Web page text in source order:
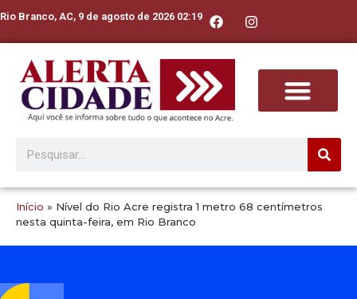
Rio Branco, AC, 9 de agosto de 2026 02:19
Início » Nível do Rio Acre registra 1 metro 68 centímetros
nesta quinta-feira, em Rio Branco